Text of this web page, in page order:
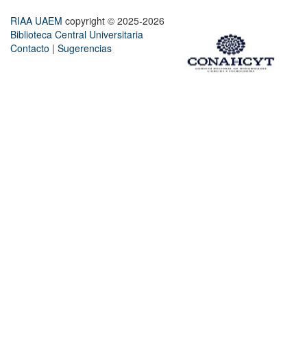
RIAA UAEM copyright © 2025-2026
Biblioteca Central Universitaria
Contacto | Sugerencias